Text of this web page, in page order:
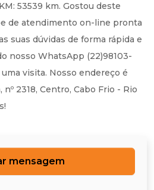
53539 km. Gostou deste
de atendimento on-line pronta
suas dúvidas de forma rápida e
nosso WhatsApp (22)98103-
visita. Nosso endereço é
2318, Centro, Cabo Frio - Rio
mensagem